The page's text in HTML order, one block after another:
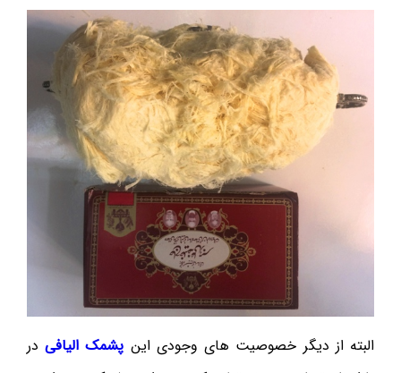
البته از دیگر خصوصیت های وجودی این پشمک الیافیدر